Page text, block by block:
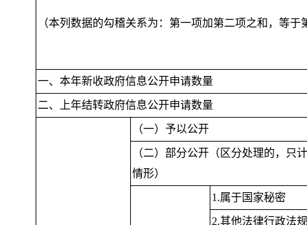
（本列数据的勾稽关系为：第一项加第二项之和 ，等于
一、本年新收政府信息公开申请数量
二、上年结转政府信息公开申请数量
（一）予以公开
（二）部分公开（区分处理的， 只
情形）
1.属于国家秘密
2.其他法律行政法